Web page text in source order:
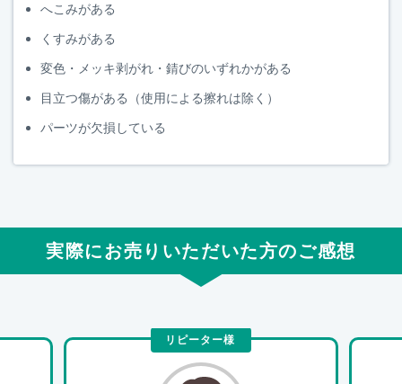
へこみがある
くすみがある
変色・メッキ剥がれ・錆びのいずれかがある
目立つ傷がある（使用による擦れは除く）
パーツが欠損している
実際にお売りいただいた方のご感想
リピーター様